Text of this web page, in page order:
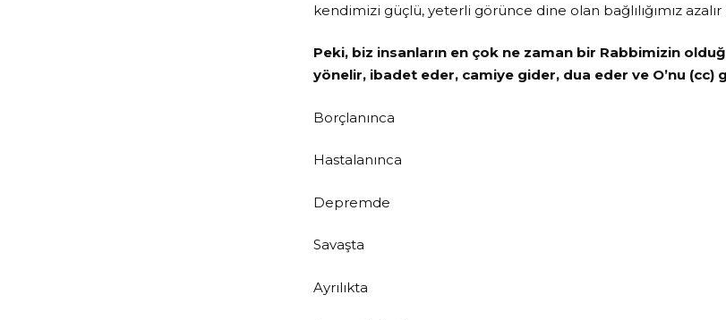
kendimizi güçlü, yeterli görünce dine olan bağlılığımız azalır
Peki, biz insanların en çok ne zaman bir Rabbimizin
yönelir, ibadet eder, camiye gider, dua eder ve O’nu (cc)
Borçlanınca
Hastalanınca
Depremde
Savaşta
Ayrılıkta